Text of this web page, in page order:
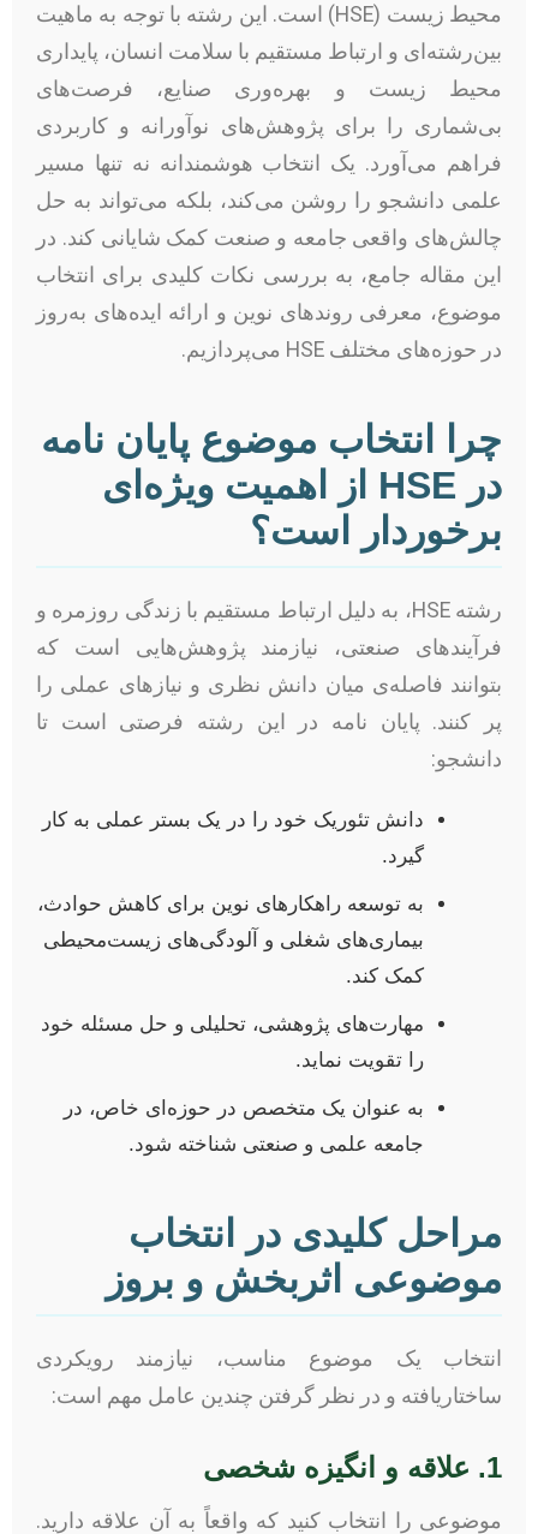
محیط زیست (HSE) است. این رشته با توجه به ماهیت
بین‌رشته‌ای و ارتباط مستقیم با سلامت انسان، پایداری
محیط زیست و بهره‌وری صنایع، فرصت‌های
بی‌شماری را برای پژوهش‌های نوآورانه و کاربردی
فراهم می‌آورد. یک انتخاب هوشمندانه نه تنها مسیر
علمی دانشجو را روشن می‌کند، بلکه می‌تواند به حل
چالش‌های واقعی جامعه و صنعت کمک شایانی کند. در
این مقاله جامع، به بررسی نکات کلیدی برای انتخاب
موضوع، معرفی روندهای نوین و ارائه ایده‌های به‌روز
در حوزه‌های مختلف HSE می‌پردازیم.
چرا انتخاب موضوع پایان نامه
در HSE از اهمیت ویژه‌ای
برخوردار است؟
رشته HSE، به دلیل ارتباط مستقیم با زندگی روزمره و
فرآیندهای صنعتی، نیازمند پژوهش‌هایی است که
بتوانند فاصله‌ی میان دانش نظری و نیازهای عملی را
پر کنند. پایان نامه در این رشته فرصتی است تا
دانشجو:
دانش تئوریک خود را در یک بستر عملی به کار
گیرد.
به توسعه راهکارهای نوین برای کاهش حوادث،
بیماری‌های شغلی و آلودگی‌های زیست‌محیطی
کمک کند.
مهارت‌های پژوهشی، تحلیلی و حل مسئله خود
را تقویت نماید.
به عنوان یک متخصص در حوزه‌ای خاص، در
جامعه علمی و صنعتی شناخته شود.
مراحل کلیدی در انتخاب
موضوعی اثربخش و بروز
انتخاب یک موضوع مناسب، نیازمند رویکردی
ساختاریافته و در نظر گرفتن چندین عامل مهم است:
1. علاقه و انگیزه شخصی
موضوعی را انتخاب کنید که واقعاً به آن علاقه دارید.